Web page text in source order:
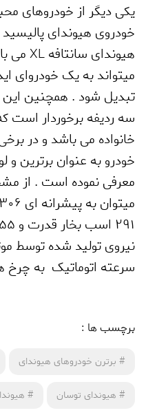
یکی دیگر از خودروهای
خودروی هیوندای
هیوندای سانتافهXLمی
میتواند به یک خودروای
تبدیل شود . همچنین این
سه ردیفه برخوردار است
خانواده می باشد و در
خودرو به عنوان برترین و
معرفی نموده است . از
سرعته اتوماتیک به
برچسب ها :
# برترن خودروهای هیوندای
# هیوندای توسان #